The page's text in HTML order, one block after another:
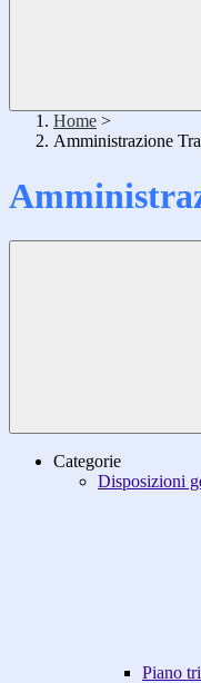
Home >
Amministrazione
Categorie
Disposizioni
Piano